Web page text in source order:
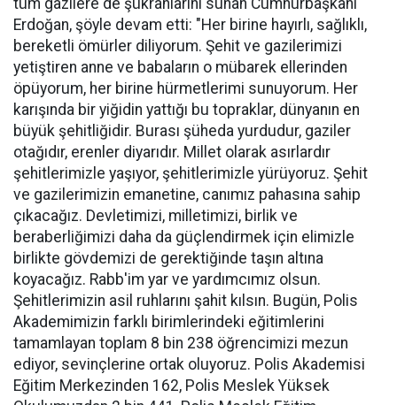
Erdoğan, şöyle devam etti: "Her birine hayırlı, sağlıklı,
bereketli ömürler diliyorum. Şehit ve gazilerimizi
yetiştiren anne ve babaların o mübarek ellerinden
öpüyorum, her birine hürmetlerimi sunuyorum. Her
karışında bir yiğidin yattığı bu topraklar, dünyanın en
büyük şehitliğidir. Burası şüheda yurdudur, gaziler
otağıdır, erenler diyarıdır. Millet olarak asırlardır
şehitlerimizle yaşıyor, şehitlerimizle yürüyoruz. Şehit
ve gazilerimizin emanetine, canımız pahasına sahip
çıkacağız. Devletimizi, milletimizi, birlik ve
beraberliğimizi daha da güçlendirmek için elimizle
birlikte gövdemizi de gerektiğinde taşın altına
koyacağız. Rabb'im yar ve yardımcımız olsun.
Şehitlerimizin asil ruhlarını şahit kılsın. Bugün, Polis
Akademimizin farklı birimlerindeki eğitimlerini
tamamlayan toplam 8 bin 238 öğrencimizi mezun
ediyor, sevinçlerine ortak oluyoruz. Polis Akademisi
Eğitim Merkezinden 162, Polis Meslek Yüksek